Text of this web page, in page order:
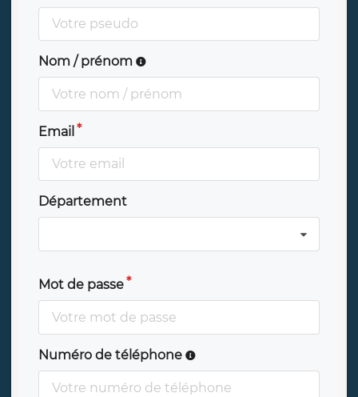
Nom / prénom
Email
Département
Mot de passe
Numéro de téléphone